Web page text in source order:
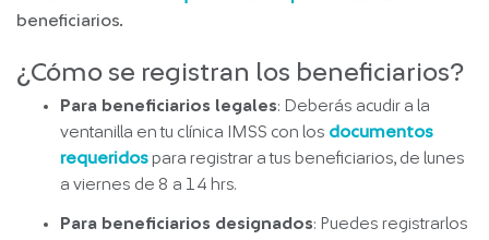
beneficiarios.
¿Cómo se registran los beneficiarios?
Para beneficiarios legales: Deberás acudir a la
ventanilla en tu clínica IMSS con los documentos
requeridospara registrar a tus beneficiarios, de lunes
a viernes de 8 a 14 hrs.
Para beneficiarios designados: Puedes registrarlos